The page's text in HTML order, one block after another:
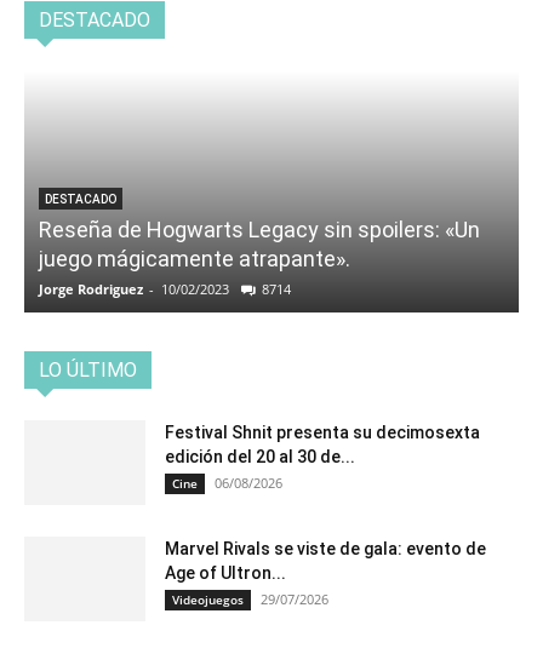
DESTACADO
DESTACADO
Reseña de Hogwarts Legacy sin spoilers: «Un
juego mágicamente atrapante».
Jorge Rodriguez - 10/02/2023 8714
LO ÚLTIMO
Festival Shnit presenta su decimosexta
edición del 20 al 30 de...
Cine 06/08/2026
Marvel Rivals se viste de gala: evento de
Age of Ultron...
Videojuegos 29/07/2026